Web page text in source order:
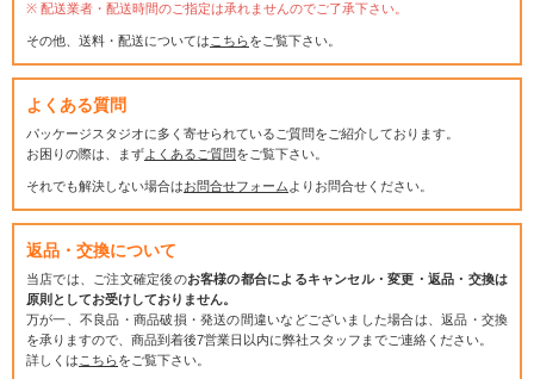
配送業者・配送時間のご指定は承れませんのでご了承下さい。
その他、送料・配送については こちらをご覧下さい。
よくある質問
パッケージスタジオに多く寄せられているご質問をご紹介しております。
お困りの際は、まずよくあるご質問をご覧下さい。
それでも解決しない場合はお問合せフォーム よりお問合せください。
返品・交換について
当店では、ご注文確定後のお客様の都合によるキャンセル・変更・返品・交換は
原則としてお受けしておりません。
万が一、不良品・商品破損・発送の間違いなどございました場合は、返品・交換
を承りますので、商品到着後7営業日以内に弊社スタッフまでご連絡ください。
詳しくは こちらをご覧下さい。